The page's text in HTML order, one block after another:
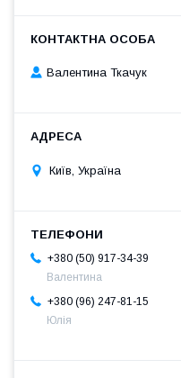
Валентина Ткачук
Київ, Україна
+380 (50) 917-34-39
Валентина
+380 (96) 247-81-15
Юлія